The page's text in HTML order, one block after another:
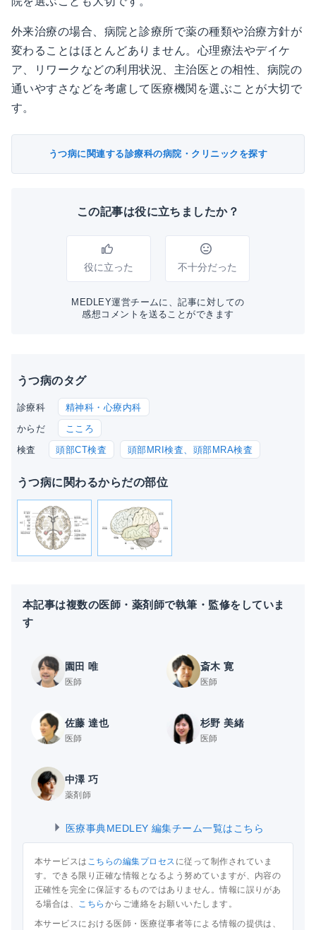
外来治療の場合、病院と診療所で薬の種類や治療方針が
変わることはほとんどありません。心理療法やデイケ
ア、リワークなどの利用状況、主治医との相性、病院の
通いやすさなどを考慮して医療機関を選ぶことが大切で
す。
うつ病に関連する診療科の病院・クリニックを探す
この記事は役に立ちましたか？
役に立った 不十分だった
MEDLEY運営チームに、記事に対しての
感想コメントを送ることができます
うつ病のタグ
診療科 精神科・心療内科
からだ こころ
検査 頭部CT検査 頭部MRI検査、頭部MRA検査
うつ病に関わるからだの部位
本記事は複数の医師・薬剤師で執筆・監修をしていま
す
園田 唯
医師
斎木 寛
医師
佐藤 達也
医師
杉野 美緒
医師
中澤 巧
薬剤師
医療事典MEDLEY 編集チーム一覧はこちら
本サービスは こちらの編集プロセス に従って制作されていま
す。できる限り正確な情報となるよう努めていますが、内容の
正確性を完全に保証するものではありません。情報に誤りがあ
る場合は、 こちら からご連絡をお願いいたします。
本サービスにおける医師・医療従事者等による情報の提供は、